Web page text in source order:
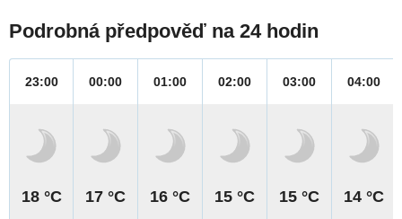
Podrobná předpověď na 24 hodin
23:00
18 °C
00:00
17 °C
01:00
16 °C
02:00
15 °C
03:00
15 °C
04:00
14 °C